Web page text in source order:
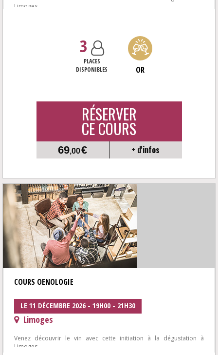
Limoges.
3
PLACES
DISPONIBLES
OR
RÉSERVER
CE COURS
69,00€ + d'infos
COURS OENOLOGIE
LE 11 DÉCEMBRE 2026 - 19H00 - 21H30
Limoges
Venez découvrir le vin avec cette initiation à la dégustation à
Limoges.